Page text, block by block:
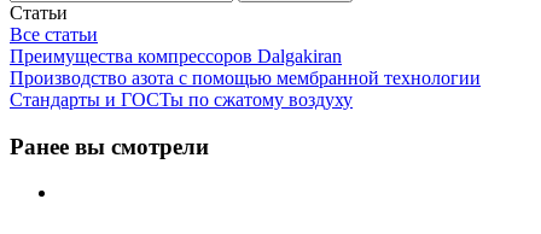
Статьи
Все статьи
Преимущества компрессоров Dalgakiran
Производство азота с помощью мембранной технологии
Стандарты и ГОСТы по сжатому воздуху
Ранее вы смотрели